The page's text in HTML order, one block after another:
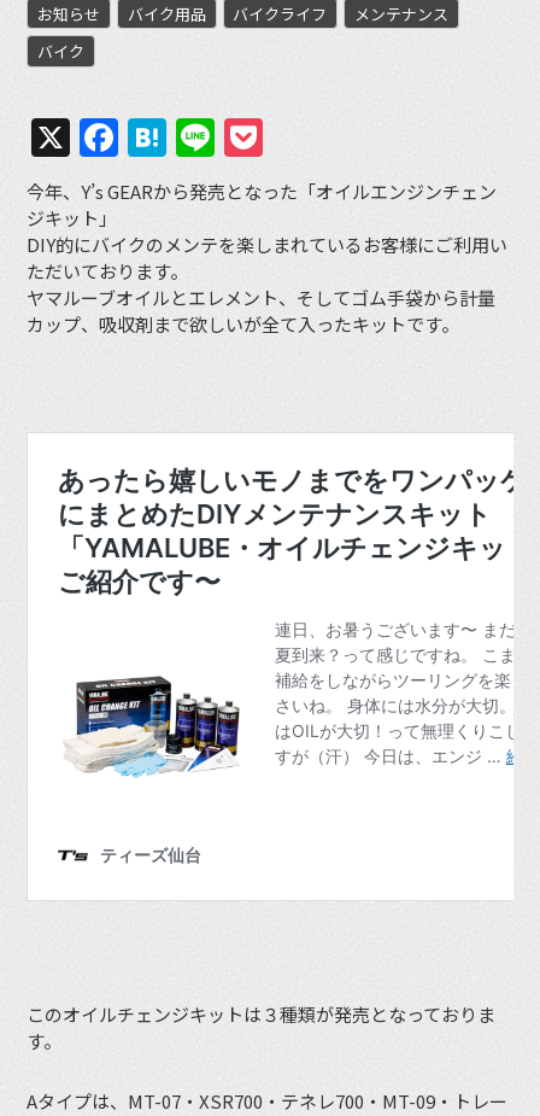
お知らせ バイク用品 バイクライフ
メンテナンス
バイク
X Facebook
Hatena
Line
今年、Y’s GEARから発売となった「オイルエンジンチェン
ジキット」
DIY的にバイクのメンテを楽しまれているお客様にご利用い
ただいております。
ヤマルーブオイルとエレメント、そしてゴム手袋から計量
カップ、吸収剤まで欲しいが全て入ったキットです。
このオイルチェンジキットは３種類が発売となっておりま
す。
Aタイプは、MT-07・XSR700・テネレ700・MT-09・トレー